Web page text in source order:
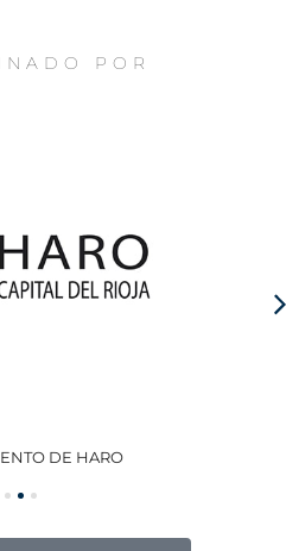
POR
DE HARO